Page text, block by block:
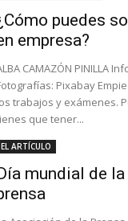
puedes
empresa?
CAMAZÓN PINILLA
Pixabay
trabajos y exámenes.
que tener...
EL ARTÍCULO
mundial de